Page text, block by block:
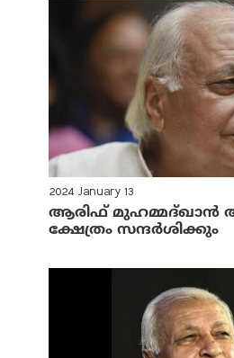
2024 January 13
ആരിഫ് മുഹമ്മദ്ഖാൻ
ക്ഷേത്രം സന്ദർശിക്കും